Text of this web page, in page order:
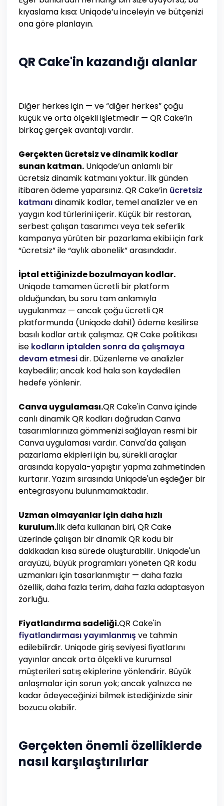
kıyaslama kısa: Uniqode’u inceleyin ve bütçenizi
ona göre planlayın.
QR Cake'in kazandığı alanlar
Diğer herkes için — ve “diğer herkes” çoğu
küçük ve orta ölçekli işletmedir — QR Cake’in
birkaç gerçek avantajı vardır.
Gerçekten ücretsiz ve dinamik kodlar
sunan katman. Uniqode’un anlamlı bir
ücretsiz dinamik katmanı yoktur. İlk günden
itibaren ödeme yaparsınız. QR Cake’in ücretsiz
katmanıdinamik kodlar, temel analizler ve en
yaygın kod türlerini içerir. Küçük bir restoran,
serbest çalışan tasarımcı veya tek seferlik
kampanya yürüten bir pazarlama ekibi için fark
“ücretsiz” ile “aylık abonelik” arasındadır.
İptal ettiğinizde bozulmayan kodlar.
Uniqode tamamen ücretli bir platform
olduğundan, bu soru tam anlamıyla
uygulanmaz — ancak çoğu ücretli QR
platformunda (Uniqode dahil) ödeme kesilirse
basılı kodlar artık çalışmaz. QR Cake politikası
ise kodların iptalden sonra da çalışmaya
devam etmesidir. Düzenleme ve analizler
kaybedilir; ancak kod hala son kaydedilen
hedefe yönlenir.
Canva uygulaması.QR Cake'in Canva içinde
canlı dinamik QR kodları doğrudan Canva
tasarımlarınıza gömmenizi sağlayan resmi bir
Canva uygulaması vardır. Canva'da çalışan
pazarlama ekipleri için bu, sürekli araçlar
arasında kopyala-yapıştır yapma zahmetinden
kurtarır. Yazım sırasında Uniqode'un eşdeğer bir
entegrasyonu bulunmamaktadır.
Uzman olmayanlar için daha hızlı
kurulum.İlk defa kullanan biri, QR Cake
üzerinde çalışan bir dinamik QR kodu bir
dakikadan kısa sürede oluşturabilir. Uniqode'un
arayüzü, büyük programları yöneten QR kodu
uzmanları için tasarlanmıştır — daha fazla
özellik, daha fazla terim, daha fazla adaptasyon
zorluğu.
Fiyatlandırma sadeliği.QR Cake'in
fiyatlandırması yayımlanmış ve tahmin
edilebilirdir. Uniqode giriş seviyesi fiyatlarını
yayınlar ancak orta ölçekli ve kurumsal
müşterileri satış ekiplerine yönlendirir. Büyük
anlaşmalar için sorun yok; ancak yalnızca ne
kadar ödeyeceğinizi bilmek istediğinizde sinir
bozucu olabilir.
Gerçekten önemli özelliklerde
nasıl karşılaştırılırlar